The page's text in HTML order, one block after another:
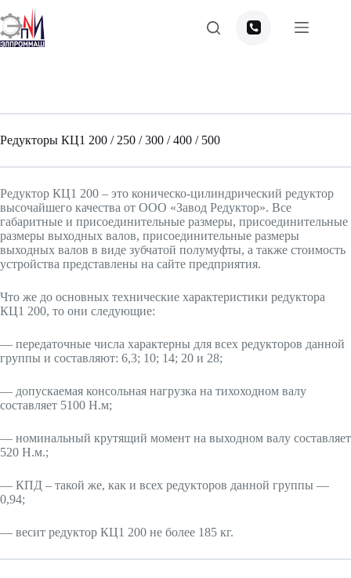
Перейти
к
сути
Редукторы КЦ1 200 / 250 / 300 / 400 / 500
Редуктор КЦ1 200 – это коническо-цилиндрический редуктор
высочайшего качества от ООО «Завод Редуктор». Все
габаритные и присоединительные размеры, присоединительные
размеры выходных валов, присоединительные размеры
выходных валов в виде зубчатой полумуфты, а также стоимость
устройства представлены на сайте предприятия.
Что же до основных технические характеристики редуктора
КЦ1 200, то они следующие:
— передаточные числа характерны для всех редукторов данной
группы и составляют: 6,3; 10; 14; 20 и 28;
— допускаемая консольная нагрузка на тихоходном валу
составляет 5100 Н.м;
— номинальный крутящий момент на выходном валу составляет
520 Н.м.;
— КПД – такой же, как и всех редукторов данной группы —
0,94;
— весит редуктор КЦ1 200 не более 185 кг.